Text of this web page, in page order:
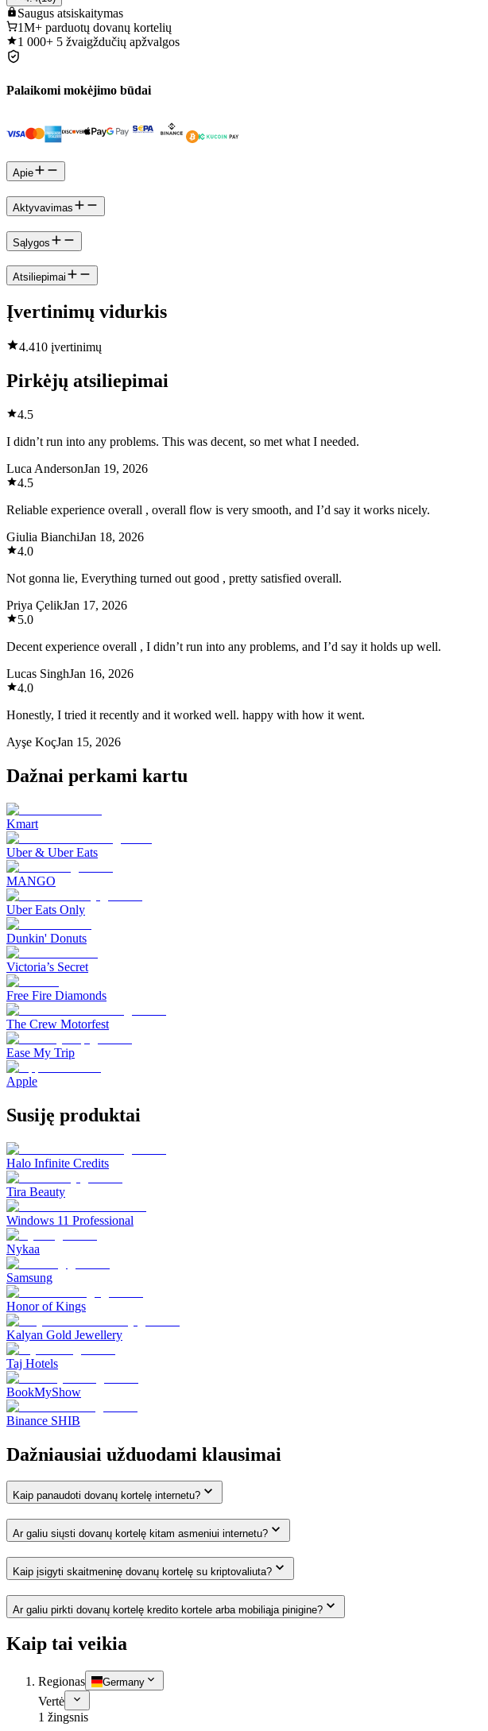
Saugus atsiskaitymas
1M+ parduotų dovanų kortelių
1 000+ 5 žvaigždučių apžvalgos
Palaikomi mokėjimo būdai
Apie
Aktyvavimas
Sąlygos
Atsiliepimai
Įvertinimų vidurkis
4.410 įvertinimų
Pirkėjų atsiliepimai
4.5
I didn’t run into any problems. This was decent, so met what I needed.
Luca AndersonJan 19, 2026
4.5
Reliable experience overall , overall flow is very smooth, and I’d say it works nicely.
Giulia BianchiJan 18, 2026
4.0
Not gonna lie, Everything turned out good , pretty satisfied overall.
Priya ÇelikJan 17, 2026
5.0
Decent experience overall , I didn’t run into any problems, and I’d say it holds up well.
Lucas SinghJan 16, 2026
4.0
Honestly, I tried it recently and it worked well. happy with how it went.
Ayşe KoçJan 15, 2026
Dažnai perkami kartu
Kmart
Uber & Uber Eats
MANGO
Uber Eats Only
Dunkin' Donuts
Victoria’s Secret
Free Fire Diamonds
The Crew Motorfest
Ease My Trip
Apple
Susiję produktai
Halo Infinite Credits
Tira Beauty
Windows 11 Professional
Nykaa
Samsung
Honor of Kings
Kalyan Gold Jewellery
Taj Hotels
BookMyShow
Binance SHIB
Dažniausiai užduodami klausimai
Kaip panaudoti dovanų kortelę internetu?
Ar galiu siųsti dovanų kortelę kitam asmeniui internetu?
Kaip įsigyti skaitmeninę dovanų kortelę su kriptovaliuta?
Ar galiu pirkti dovanų kortelę kredito kortele arba mobiliąja pinigine?
Kaip tai veikia
Regionas Germany
Vertė
1 žingsnis